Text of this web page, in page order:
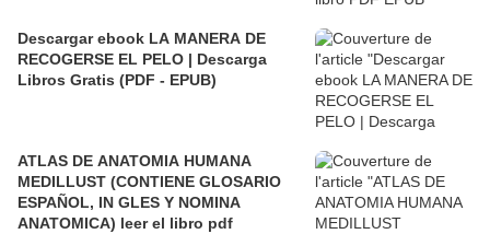
Descargar ebook LA MANERA DE
RECOGERSE EL PELO | Descarga
Libros Gratis (PDF - EPUB)
ATLAS DE ANATOMIA HUMANA
MEDILLUST (CONTIENE GLOSARIO
ESPAÑOL, IN GLES Y NOMINA
ANATOMICA) leer el libro pdf